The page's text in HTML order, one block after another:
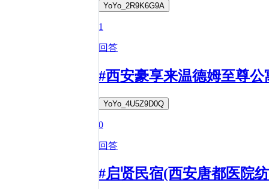
YoYo_2R9K6G9A
1
回答
#西安豪享来温德姆至尊
YoYo_4U5Z9D0Q
0
回答
#启贤民宿(西安唐都医院